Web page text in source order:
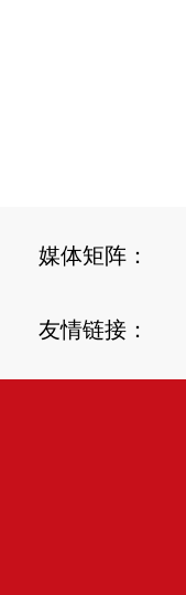
媒体矩阵：
友情链接：